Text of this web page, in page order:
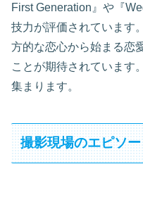
First Generation』や『
技力が評価されています
方的な恋心から始まる恋
ことが期待されています
集まります。
撮影現場のエピソ